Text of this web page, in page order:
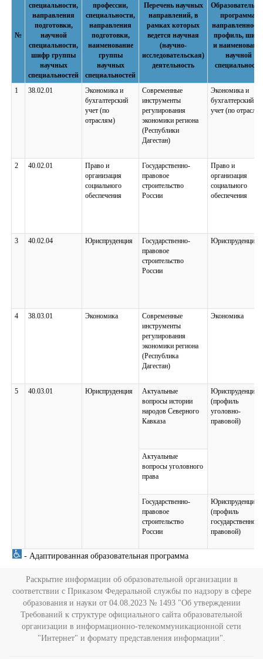
№
специальности,
направления
подготовки,
научной
специальности,
шифр группы
научных
специальностей
профессии,
специальности,
направления
подготовки,
наименование
группы
научных
специальностей
Перечень научных
направлений, в
рамках которых
ведется научная
(научно-
исследовательская)
деятельность
программа,
профиль,
и
научной
специальности
1 38.02.01
Экономика и
бухгалтерский
учет (по
отраслям)
Современные
инструменты
регулирования
экономики региона
(Республики
Дагестан)
Экономика и
бухгалтерский
учет (по
2 40.02.01
Право и
организация
социального
обеспечения
Государственно-
правовое
строительство
России
Право и
организация
социального
обеспечения
3 40.02.04 Юриспруденция
Государственно-
правовое
строительство
России
Юриспруденция
4 38.03.01 Экономика
Современные
инструменты
регулирования
экономики региона
(Республика
Дагестан)
Экономика
5 40.03.01 Юриспруденция
Актуальные
вопросы истории
народов Северного
Кавказа
Юриспруденция
(профиль
уголовно-
правовой)
Актуальные
вопросы уголовного
права
Государственно-
правовое
строительство
России
Юриспруденция
(профиль
государственно-
правовой)
- Адаптированная образовательная программа
Раскрытие информации об образовательной организации в
соответствии с Приказом Федеральной службы по надзору в сфере
образования и науки от 04.08.2023 № 1493 "Об утверждении
Требований к структуре официального сайта образовательной
организации в информационно-телекоммуникационной сети
"Интернет" и формату представления информации".